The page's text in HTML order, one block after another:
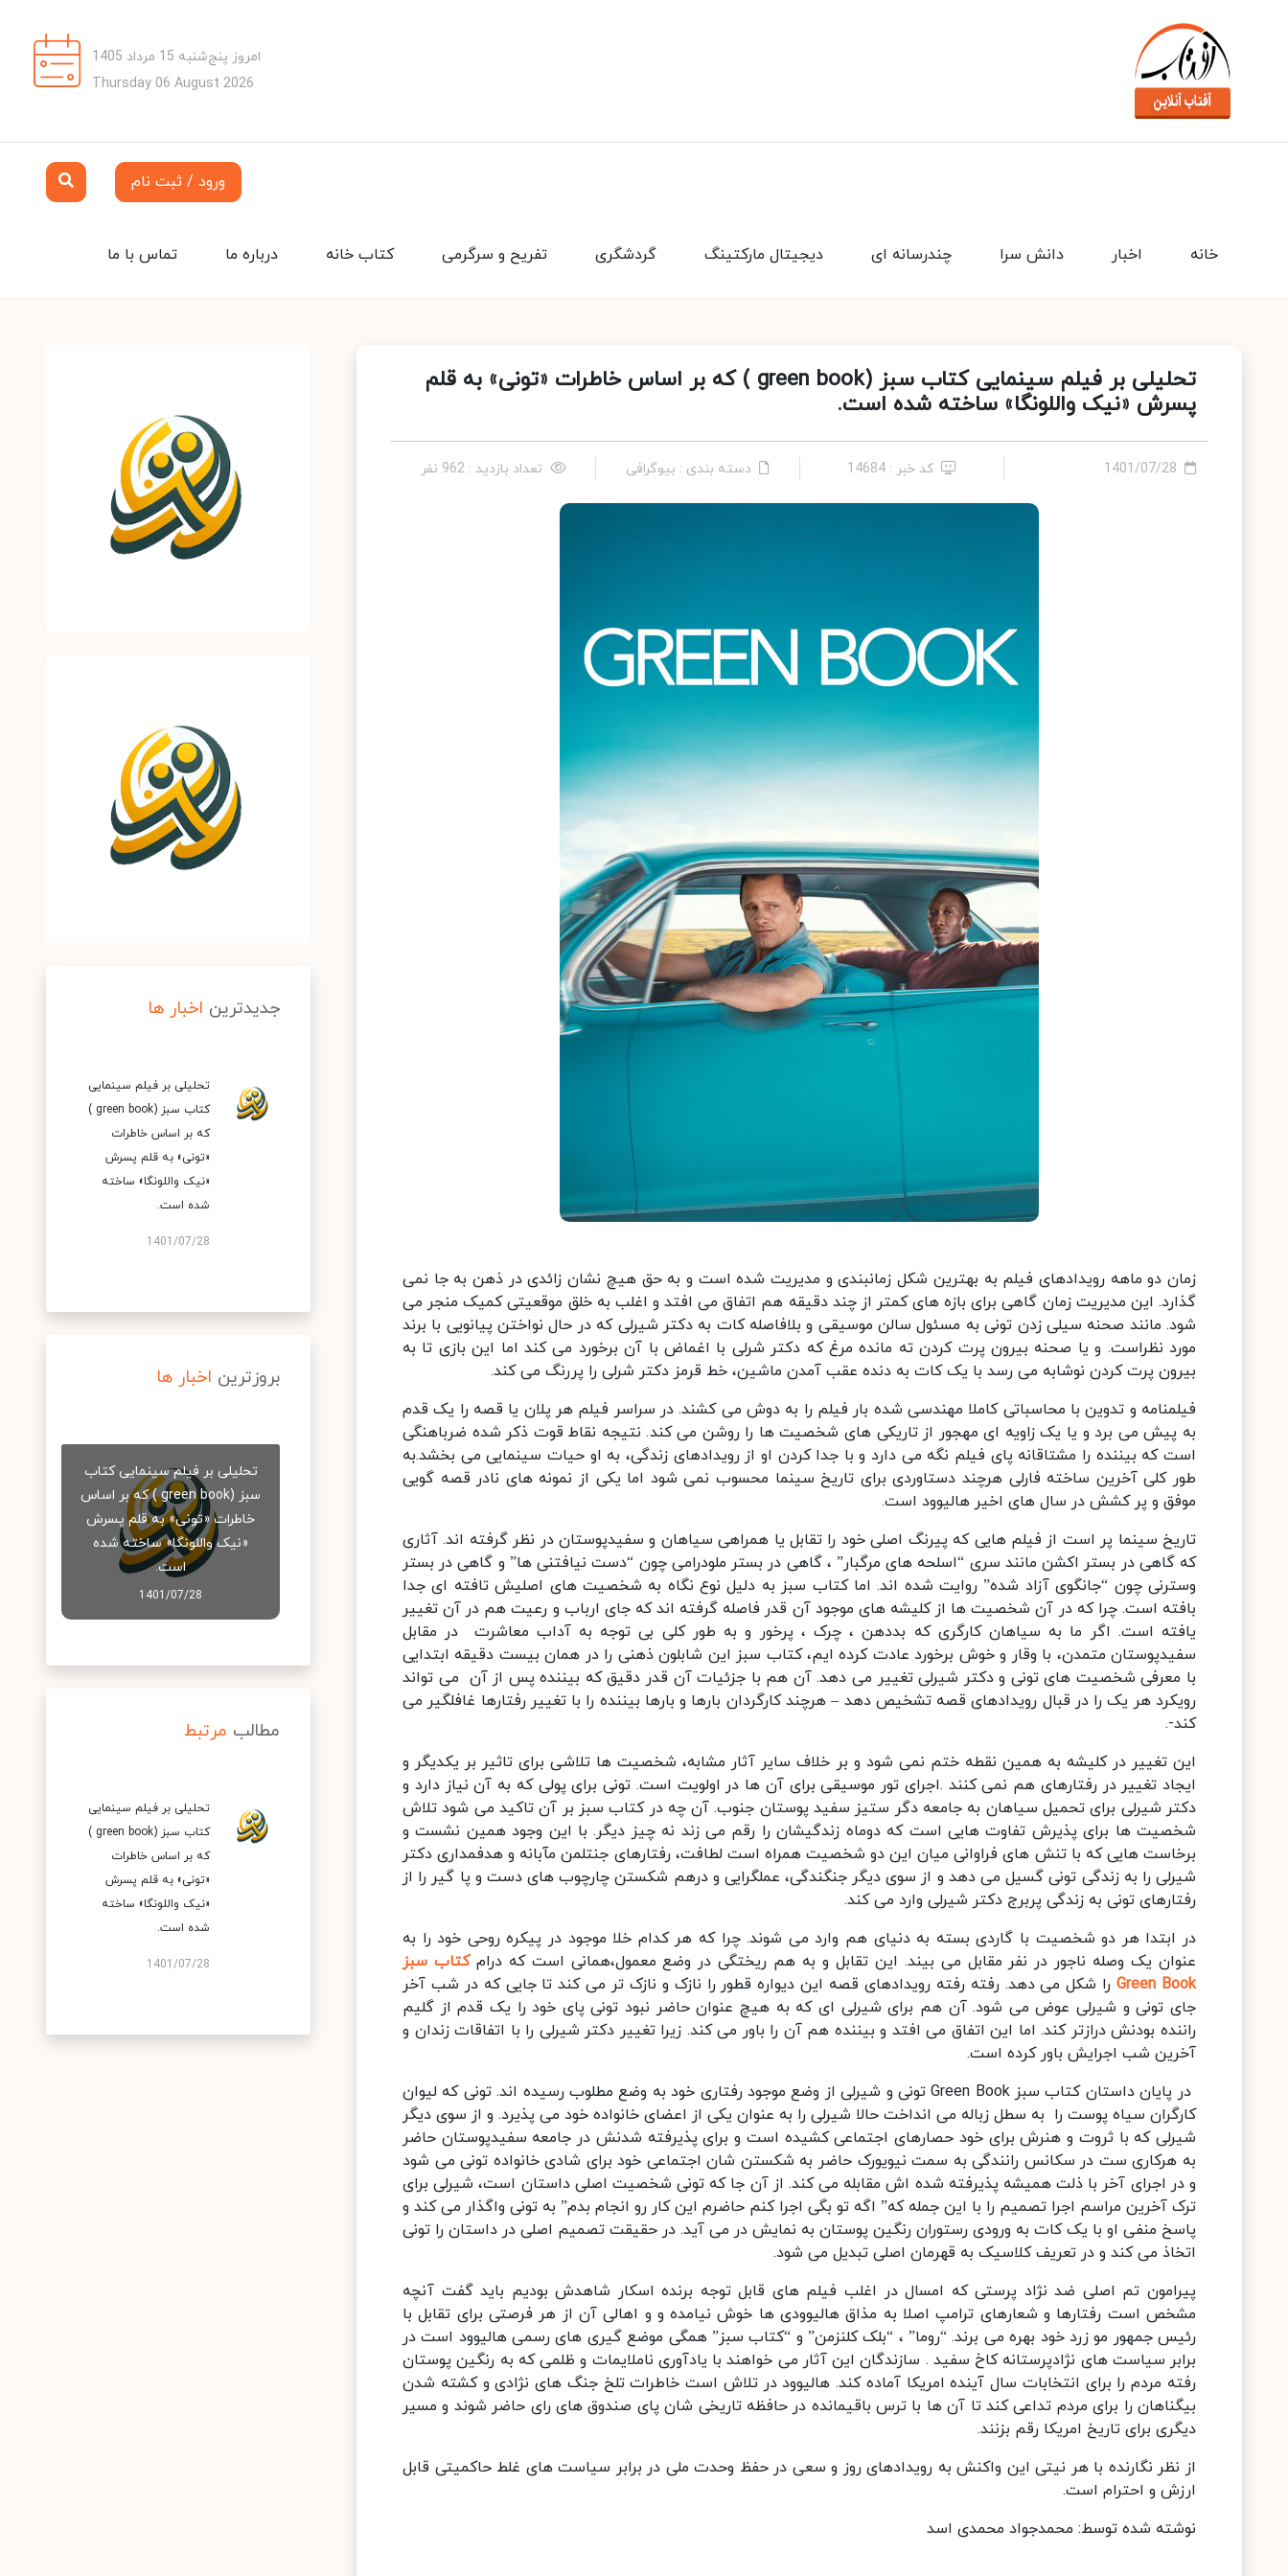
امروز پنج‌شنبه 15 مرداد 1405
Thursday 06 August 2026
ورود / ثبت نام
تماس با ما درباره ما کتاب خانه تفریح و سرگرمی گردشگری دیجیتال مارکتینگ چندرسانه ای دانش سرا اخبار خانه
تحلیلی بر فیلم سینمایی کتاب سبز (green book ) که بر اساس خاطرات «تونی» به قلم
پسرش «نیک واللونگا» ساخته شده است.
1401/07/28 کد خبر : 14684 دسته بندی : بیوگرافی تعداد بازدید : 962 نفر
زمان دو ماهه رویدادهای فیلم به بهترین شکل زمانبندی و مدیریت شده است و به حق هیچ نشان زائدی در ذهن به جا نمی
گذارد. این مدیریت زمان گاهی برای بازه های کمتر از چند دقیقه هم اتفاق می افتد و اغلب به خلق موقعیتی کمیک منجر می
شود. مانند صحنه سیلی زدن تونی به مسئول سالن موسیقی و بلافاصله کات به دکتر شیرلی که در حال نواختن پیانویی با برند
مورد نظراست. و یا صحنه بیرون پرت کردن ته مانده مرغ که دکتر شرلی با اغماض با آن برخورد می کند اما این بازی تا به
بیرون پرت کردن نوشابه می رسد با یک کات به دنده عقب آمدن ماشین، خط قرمز دکتر شرلی را پررنگ می کند.
فیلمنامه و تدوین با محاسباتی کاملا مهندسی شده بار فیلم را به دوش می کشند. در سراسر فیلم هر پلان یا قصه را یک قدم
به پیش می برد و یا یک زاویه ای مهجور از تاریکی های شخصیت ها را روشن می کند. نتیجه نقاط قوت ذکر شده ضرباهنگی
است که بیننده را مشتاقانه پای فیلم نگه می دارد و با جدا کردن او از رویدادهای زندگی، به او حیات سینمایی می بخشد.به
طور کلی آخرین ساخته فارلی هرچند دستاوردی برای تاریخ سینما محسوب نمی شود اما یکی از نمونه های نادر قصه گویی
موفق و پر کشش در سال های اخیر هالیوود است.
تاریخ سینما پر است از فیلم هایی که پیرنگ اصلی خود را تقابل یا همراهی سیاهان و سفیدپوستان در نظر گرفته اند. آثاری
که گاهی در بستر اکشن مانند سری “اسلحه های مرگبار” ، گاهی در بستر ملودرامی چون “دست نیافتنی ها” و گاهی در بستر
وسترنی چون “جانگوی آزاد شده” روایت شده اند. اما کتاب سبز به دلیل نوع نگاه به شخصیت های اصلیش تافته ای جدا
بافته است. چرا که در آن شخصیت ها از کلیشه های موجود آن قدر فاصله گرفته اند که جای ارباب و رعیت هم در آن تغییر
یافته است. اگر ما به سیاهان کارگری که بددهن ، چرک ، پرخور و به طور کلی بی توجه به آداب معاشرت در مقابل
سفیدپوستان متمدن، با وقار و خوش برخورد عادت کرده ایم، کتاب سبز این شابلون ذهنی را در همان بیست دقیقه ابتدایی
با معرفی شخصیت های تونی و دکتر شیرلی تغییر می دهد. آن هم با جزئیات آن قدر دقیق که بیننده پس از آن می تواند
رویکرد هر یک را در قبال رویدادهای قصه تشخیص دهد – هرچند کارگردان بارها و بارها بیننده را با تغییر رفتارها غافلگیر می
کند-.
این تغییر در کلیشه به همین نقطه ختم نمی شود و بر خلاف سایر آثار مشابه، شخصیت ها تلاشی برای تاثیر بر یکدیگر و
ایجاد تغییر در رفتارهای هم نمی کنند .اجرای تور موسیقی برای آن ها در اولویت است. تونی برای پولی که به آن نیاز دارد و
دکتر شیرلی برای تحمیل سیاهان به جامعه دگر ستیز سفید پوستان جنوب. آن چه در کتاب سبز بر آن تاکید می شود تلاش
شخصیت ها برای پذیرش تفاوت هایی است که دوماه زندگیشان را رقم می زند نه چیز دیگر. با این وجود همین نشست و
برخاست هایی که با تنش های فراوانی میان این دو شخصیت همراه است لطافت، رفتارهای جنتلمن مآبانه و هدفمداری دکتر
شیرلی را به زندگی تونی گسیل می دهد و از سوی دیگر جنگندگی، عملگرایی و درهم شکستن چارچوب های دست و پا گیر را از
رفتارهای تونی به زندگی پربرج دکتر شیرلی وارد می کند.
در ابتدا هر دو شخصیت با گاردی بسته به دنیای هم وارد می شوند. چرا که هر کدام خلا موجود در پیکره روحی خود را به
عنوان یک وصله ناجور در نفر مقابل می بیند. این تقابل و به هم ریختگی در وضع معمول،همانی است که درام کتاب سبز
Green Bookرا شکل می دهد. رفته رفته رویدادهای قصه این دیواره قطور را نازک و نازک تر می کند تا جایی که در شب آخر
جای تونی و شیرلی عوض می شود. آن هم برای شیرلی ای که به هیچ عنوان حاضر نبود تونی پای خود را یک قدم از گلیم
راننده بودنش درازتر کند. اما این اتفاق می افتد و بیننده هم آن را باور می کند. زیرا تغییر دکتر شیرلی را با اتفاقات زندان و
آخرین شب اجرایش باور کرده است.
در پایان داستان کتاب سبز Green Book تونی و شیرلی از وضع موجود رفتاری خود به وضع مطلوب رسیده اند. تونی که لیوان
کارگران سیاه پوست را به سطل زباله می انداخت حالا شیرلی را به عنوان یکی از اعضای خانواده خود می پذیرد. و از سوی دیگر
شیرلی که با ثروت و هنرش برای خود حصارهای اجتماعی کشیده است و برای پذیرفته شدنش در جامعه سفیدپوستان حاضر
به هرکاری ست در سکانس رانندگی به سمت نیویورک حاضر به شکستن شان اجتماعی خود برای شادی خانواده تونی می شود
و در اجرای آخر با ذلت همیشه پذیرفته شده اش مقابله می کند. از آن جا که تونی شخصیت اصلی داستان است، شیرلی برای
ترک آخرین مراسم اجرا تصمیم را با این جمله که” اگه تو بگی اجرا کنم حاضرم این کار رو انجام بدم” به تونی واگذار می کند و
پاسخ منفی او با یک کات به ورودی رستوران رنگین پوستان به نمایش در می آید. در حقیقت تصمیم اصلی در داستان را تونی
اتخاذ می کند و در تعریف کلاسیک به قهرمان اصلی تبدیل می شود.
پیرامون تم اصلی ضد نژاد پرستی که امسال در اغلب فیلم های قابل توجه برنده اسکار شاهدش بودیم باید گفت آنچه
مشخص است رفتارها و شعارهای ترامپ اصلا به مذاق هالیوودی ها خوش نیامده و و اهالی آن از هر فرصتی برای تقابل با
رئیس جمهور مو زرد خود بهره می برند. “روما” ، “بلک کلنزمن” و “کتاب سبز” همگی موضع گیری های رسمی هالیوود است در
برابر سیاست های نژادپرستانه کاخ سفید . سازندگان این آثار می خواهند با یادآوری ناملایمات و ظلمی که به رنگین پوستان
رفته مردم را برای انتخابات سال آینده امریکا آماده کند. هالیوود در تلاش است خاطرات تلخ جنگ های نژادی و کشته شدن
بیگناهان را برای مردم تداعی کند تا آن ها با ترس باقیمانده در حافظه تاریخی شان پای صندوق های رای حاضر شوند و مسیر
دیگری برای تاریخ امریکا رقم بزنند.
از نظر نگارنده با هر نیتی این واکنش به رویدادهای روز و سعی در حفظ وحدت ملی در برابر سیاست های غلط حاکمیتی قابل
ارزش و احترام است.
نوشته شده توسط: محمدجواد محمدی اسد
جدیدترین اخبار ها
تحلیلی بر فیلم سینمایی
کتاب سبز (green book )
که بر اساس خاطرات
«تونی» به قلم پسرش
«نیک واللونگا» ساخته
شده است.
1401/07/28
بروزترین اخبار ها
تحلیلی بر فیلم سینمایی کتاب
سبز (green book ) که بر اساس
خاطرات «تونی» به قلم پسرش
«نیک واللونگا» ساخته شده
است.
1401/07/28
مطالب مرتبط
تحلیلی بر فیلم سینمایی
کتاب سبز (green book )
که بر اساس خاطرات
«تونی» به قلم پسرش
«نیک واللونگا» ساخته
شده است.
1401/07/28